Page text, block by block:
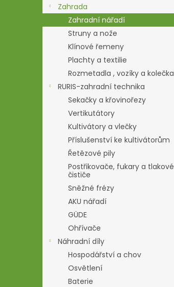
Zahrada
Zahradní nářadí
Struny a nože
Klínové řemeny
Plachty a textilie
Rozmetadla , vozíky a kolečka
RURIS-zahradní technika
Sekačky a křovinořezy
Vertikutátory
Kultivátory a vlečky
Příslušenství ke kultivátorům
Řetězové pily
Postřikovače, fukary a tlakové
čističe
Sněžné frézy
AKU nářadí
GÜDE
Ohřívače
Náhradní díly
Hospodářství a chov
Osvětlení
Baterie